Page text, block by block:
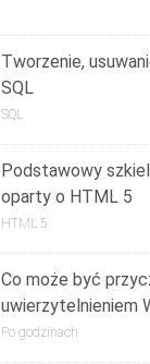
Tworzenie,
SQL
SQL
Podstawowy
oparty o HTML 5
HTML 5
Co może być
uwierzytelnieniem
Po godzinach